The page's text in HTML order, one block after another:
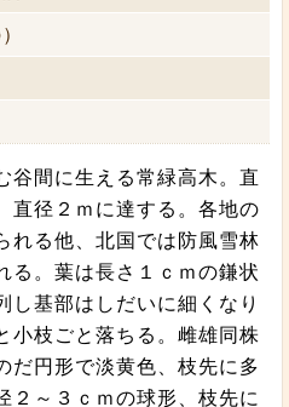
谷間に生える常緑高木。直
直径２ｍに達する。各地の
れる他、北国では防風雪林
る。葉は長さ１ｃｍの鎌状
し基部はしだいに細くなり
小枝ごと落ちる。雌雄同株
だ円形で淡黄色、枝先に多
２～３ｃｍの球形、枝先に